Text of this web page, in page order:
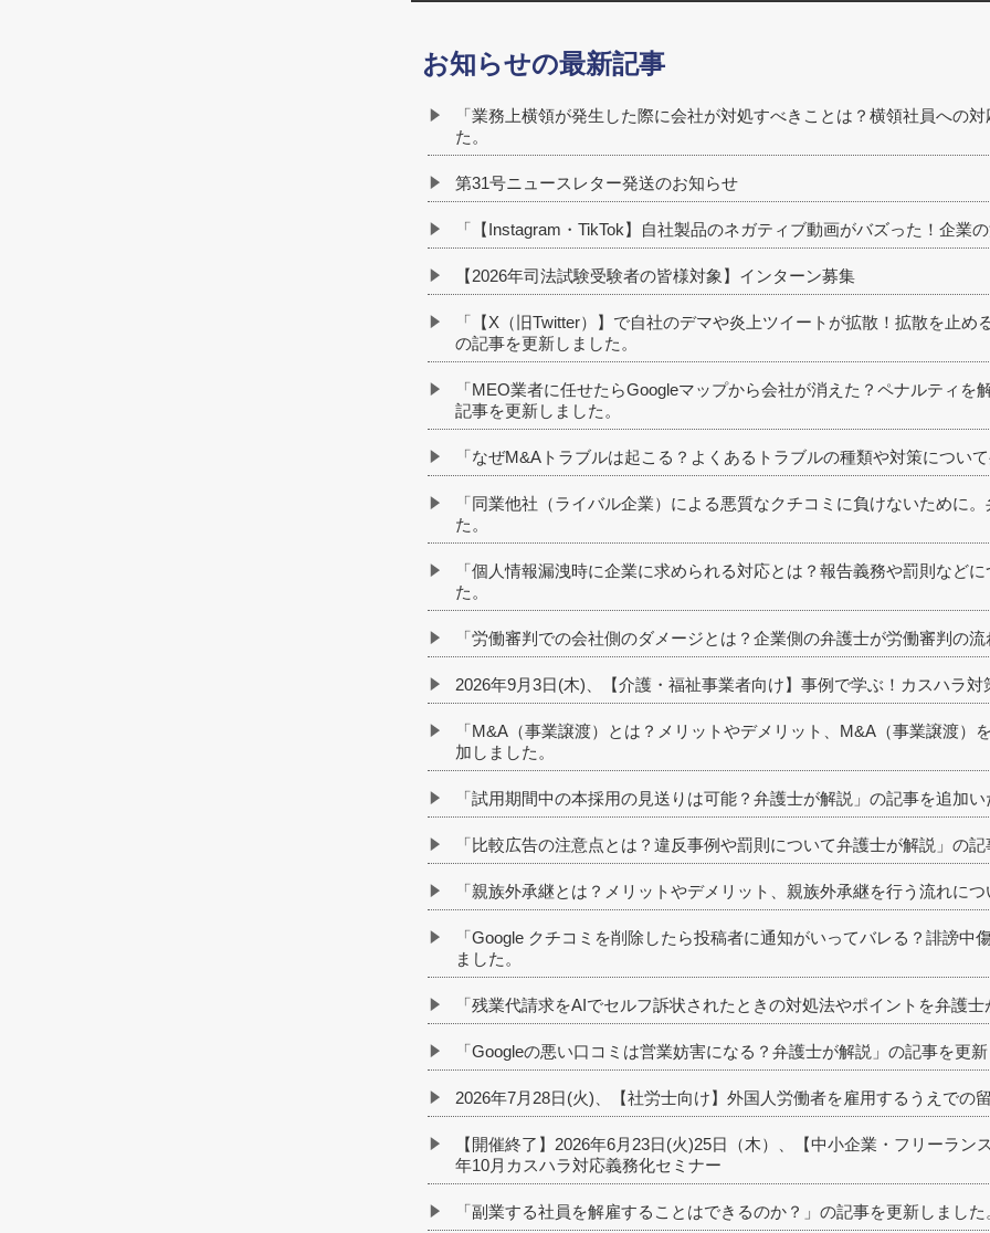
お知らせの最新記事
「業務上横領が発生した際に会社が対処すべきことは？横領社員への
た。
第31号ニュースレター発送のお知らせ
「【Instagram・TikTok】自社製品のネガティブ動画がバズった！企業
【2026年司法試験受験者の皆様対象】インターン募集
「【X（旧Twitter）】で自社のデマや炎上ツイートが拡散！拡散を止
の記事を更新しました。
「MEO業者に任せたらGoogleマップから会社が消えた？ペナルティ
記事を更新しました。
「なぜM&Aトラブルは起こる？よくあるトラブルの種類や対策につい
「同業他社（ライバル企業）による悪質なクチコミに負けないために
た。
「個人情報漏洩時に企業に求められる対応とは？報告義務や罰則など
た。
「労働審判での会社側のダメージとは？企業側の弁護士が労働審判の
2026年9月3日(木)、【介護・福祉事業者向け】事例で学ぶ！カスハラ
「M&A（事業譲渡）とは？メリットやデメリット、M&A（事業譲渡
加しました。
「試用期間中の本採用の見送りは可能？弁護士が解説」の記事を追加
「比較広告の注意点とは？違反事例や罰則について弁護士が解説」の
「親族外承継とは？メリットやデメリット、親族外承継を行う流れに
「Google クチコミを削除したら投稿者に通知がいってバレる？誹謗
ました。
「残業代請求をAIでセルフ訴状されたときの対処法やポイントを弁護
「Googleの悪い口コミは営業妨害になる？弁護士が解説」の記事を更
2026年7月28日(火)、【社労士向け】外国人労働者を雇用するうえでの
【開催終了】2026年6月23日(火)25日（木）、【中小企業・フリーラ
年10月カスハラ対応義務化セミナー
「副業する社員を解雇することはできるのか？」の記事を更新しました